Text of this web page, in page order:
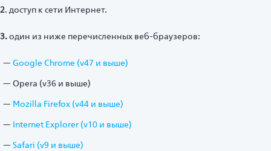
2. доступ к сети Интернет.
3.один из ниже перечисленных веб-браузеров:
Google Chrome (v47 и выше)
Opera (v36 и выше)
Mozilla Firefox (v44 и выше)
Internet Explorer (v10 и выше)
Safari (v9 и выше)